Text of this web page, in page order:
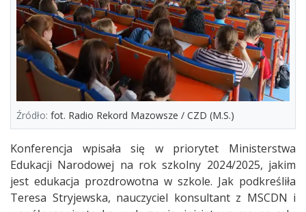
Źródło: fot. Radio Rekord Mazowsze / CZD (M.S.)
Konferencja wpisała się w priorytet Ministerstwa
Edukacji Narodowej na rok szkolny 2024/2025, jakim
jest edukacja prozdrowotna w szkole. Jak podkreśliła
Teresa Stryjewska, nauczyciel konsultant z MSCDN i